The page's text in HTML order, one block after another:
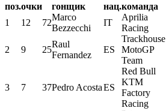
поз.очки гонщик нац.команда
1
12 72
Marco
Bezzecchi
IT
Aprilia
Racing
2 9 25
Raul
Fernandez
ES
Trackhouse
MotoGP
Team
3 7 37Pedro AcostaES
Red Bull
KTM
Factory
Racing